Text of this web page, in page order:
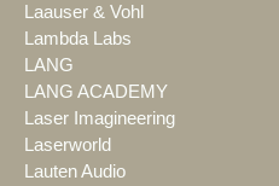
Laauser & Vohl
Lambda Labs
LANG
LANG ACADEMY
Laser Imagineering
Laserworld
Lauten Audio